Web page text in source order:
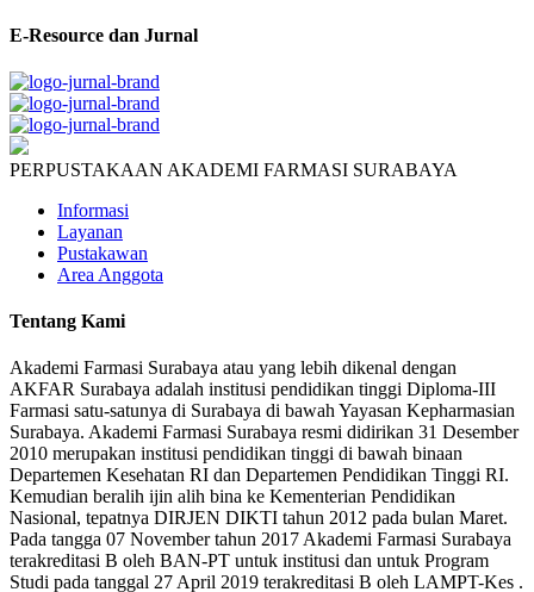
E-Resource dan Jurnal
PERPUSTAKAAN AKADEMI FARMASI SURABAYA
Informasi
Layanan
Pustakawan
Area Anggota
Tentang Kami
Akademi Farmasi Surabaya atau yang lebih dikenal dengan
AKFAR Surabaya adalah institusi pendidikan tinggi Diploma-III
Farmasi satu-satunya di Surabaya di bawah Yayasan Kepharmasian
Surabaya. Akademi Farmasi Surabaya resmi didirikan 31 Desember
2010 merupakan institusi pendidikan tinggi di bawah binaan
Departemen Kesehatan RI dan Departemen Pendidikan Tinggi RI.
Kemudian beralih ijin alih bina ke Kementerian Pendidikan
Nasional, tepatnya DIRJEN DIKTI tahun 2012 pada bulan Maret.
Pada tangga 07 November tahun 2017 Akademi Farmasi Surabaya
terakreditasi B oleh BAN-PT untuk institusi dan untuk Program
Studi pada tanggal 27 April 2019 terakreditasi B oleh LAMPT-Kes .